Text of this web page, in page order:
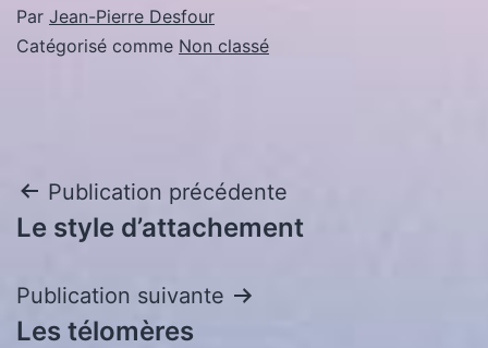
Par Jean-Pierre Desfour
Catégorisé comme Non classé
Navigation
de
l’article
Publication précédente
Le style d’attachement
Publication suivante
Les télomères